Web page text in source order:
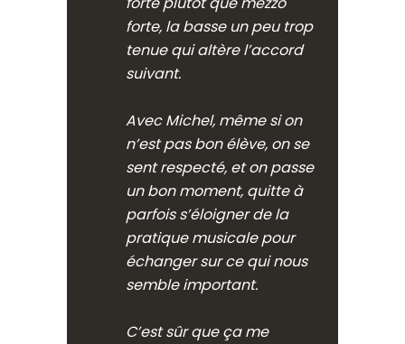
forte, la basse un peu trop
tenue qui altère l’accord
suivant.
Avec Michel, même si on
n’est pas bon élève, on se
sent respecté, et on passe
un bon moment, quitte à
parfois s’éloigner de la
pratique musicale pour
échanger sur ce qui nous
semble important.
C’est sûr que ça me